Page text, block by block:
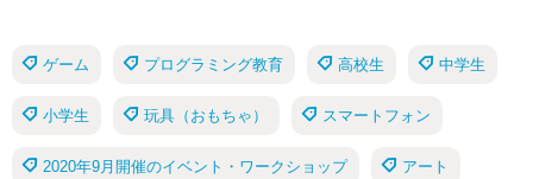
ゲーム プログラミング教育 高校生 中学生
小学生 玩具（おもちゃ） スマートフォン
2020年9月開催のイベント・ワークショップ アート